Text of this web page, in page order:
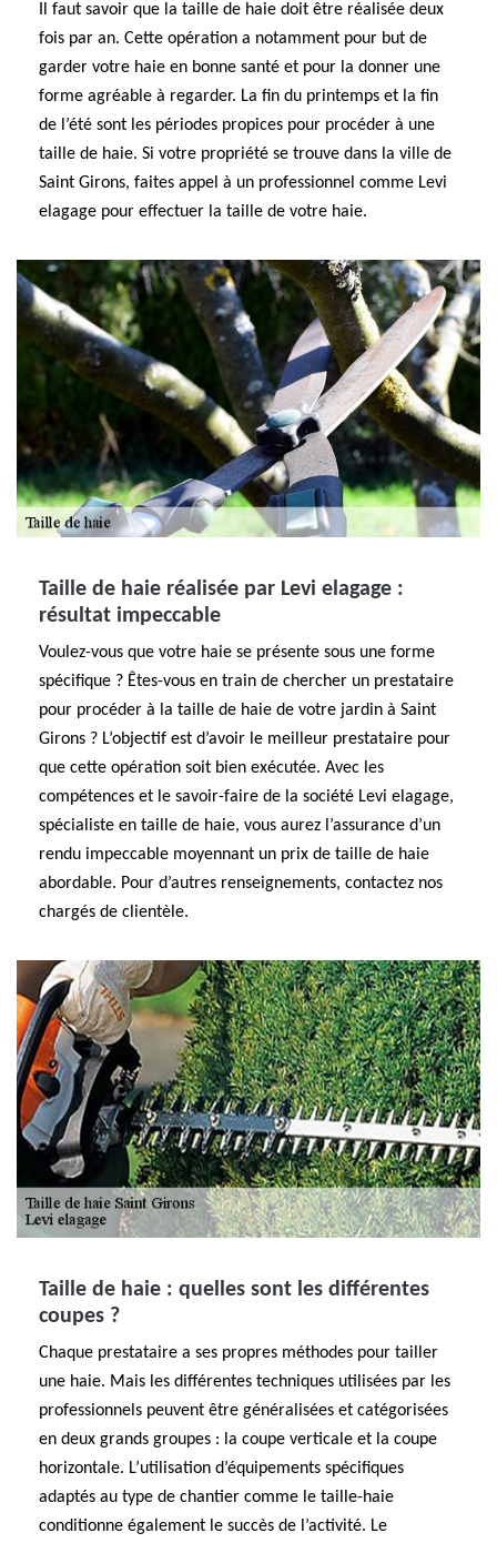
Il faut savoir que la taille de haie doit être réalisée deux
fois par an. Cette opération a notamment pour but de
garder votre haie en bonne santé et pour la donner une
forme agréable à regarder. La fin du printemps et la fin
de l’été sont les périodes propices pour procéder à une
taille de haie. Si votre propriété se trouve dans la ville de
Saint Girons, faites appel à un professionnel comme Levi
elagage pour effectuer la taille de votre haie.
Taille de haie réalisée par Levi elagage :
résultat impeccable
Voulez-vous que votre haie se présente sous une forme
spécifique ? Êtes-vous en train de chercher un prestataire
pour procéder à la taille de haie de votre jardin à Saint
Girons ? L’objectif est d’avoir le meilleur prestataire pour
que cette opération soit bien exécutée. Avec les
compétences et le savoir-faire de la société Levi elagage,
spécialiste en taille de haie, vous aurez l’assurance d’un
rendu impeccable moyennant un prix de taille de haie
abordable. Pour d’autres renseignements, contactez nos
chargés de clientèle.
Taille de haie : quelles sont les différentes
coupes ?
Chaque prestataire a ses propres méthodes pour tailler
une haie. Mais les différentes techniques utilisées par les
professionnels peuvent être généralisées et catégorisées
en deux grands groupes : la coupe verticale et la coupe
horizontale. L’utilisation d’équipements spécifiques
adaptés au type de chantier comme le taille-haie
conditionne également le succès de l’activité. Le